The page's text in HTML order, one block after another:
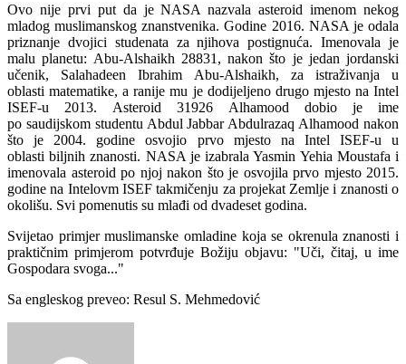
Ovo nije prvi put da je NASA nazvala asteroid imenom nekog
mladog muslimanskog znanstvenika. Godine 2016. NASA je odala
priznanje dvojici studenata za njihova postignuća. Imenovala je
malu planetu: Abu-Alshaikh 28831, nakon što je jedan jordanski
učenik, Salahadeen Ibrahim Abu-Alshaikh, za istraživanja u
oblasti matematike, a ranije mu je dodijeljeno drugo mjesto na Intel
ISEF-u 2013. Asteroid 31926 Alhamood dobio je ime
po saudijskom studentu Abdul Jabbar Abdulrazaq Alhamood nakon
što je 2004. godine osvojio prvo mjesto na Intel ISEF-u u
oblasti biljnih znanosti. NASA je izabrala Yasmin Yehia Moustafa i
imenovala asteroid po njoj nakon što je osvojila prvo mjesto 2015.
godine na Intelovm ISEF takmičenju za projekat Zemlje i znanosti o
okolišu. Svi pomenutis su mlađi od dvadeset godina.
Svijetao primjer muslimanske omladine koja se okrenula znanosti i
praktičnim primjerom potvrđuje Božiju objavu: "Uči, čitaj, u ime
Gospodara svoga..."
Sa engleskog preveo: Resul S. Mehmedović